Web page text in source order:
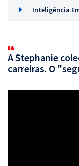
Inteligência
A Stephanie
carreiras. O